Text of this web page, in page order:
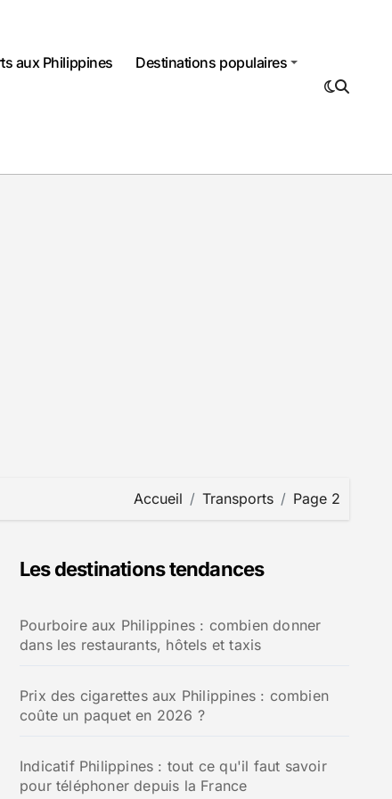
aux Philippines Destinations populaires
Accueil Transports Page 2
Les destinations tendances
Pourboire aux Philippines : combien donner
dans les restaurants, hôtels et taxis
Prix des cigarettes aux Philippines : combien
coûte un paquet en 2026 ?
Indicatif Philippines : tout ce qu'il faut savoir
pour téléphoner depuis la France